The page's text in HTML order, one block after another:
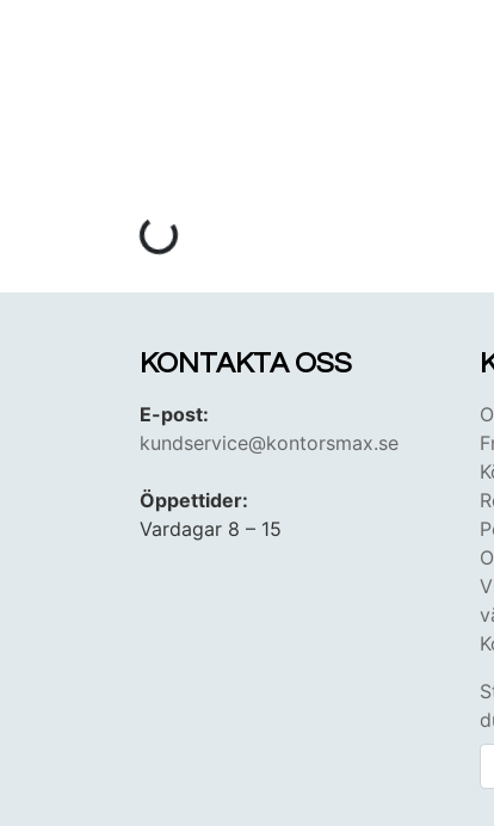
KONTAKTA OSS
E-post:
kundservice@kontorsmax.se
Öppettider:
Vardagar 8 – 15